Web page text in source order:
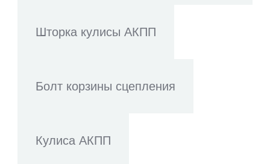
Шторка кулисы АКПП
Болт корзины сцепления
Кулиса АКПП